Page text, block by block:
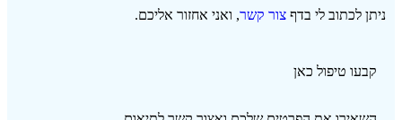
ניתן לכתוב לי בדף צור קשר, ואני אחזור אליכם.
קבעו טיפול כאן